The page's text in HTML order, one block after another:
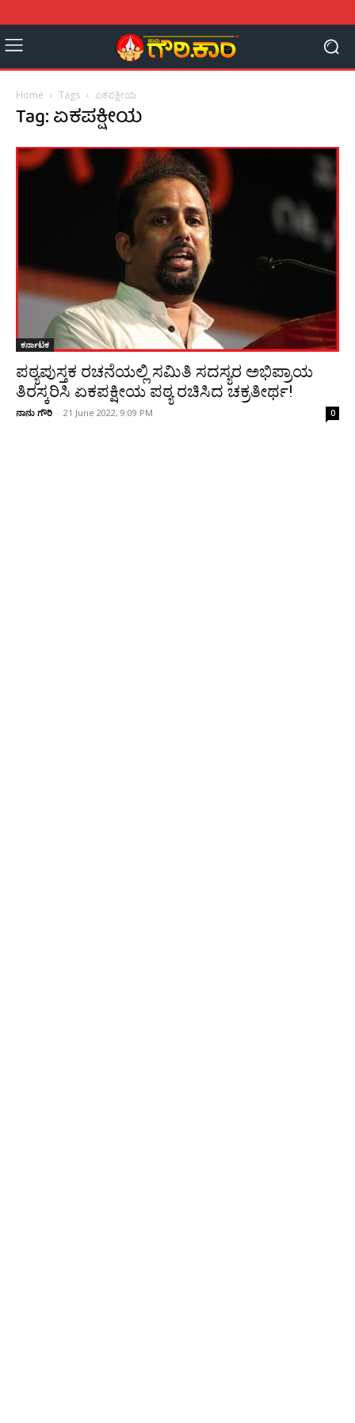
Home Tags ಏಕಪಕ್ಷೀಯ
Tag: ಏಕಪಕ್ಷೀಯ
ಕರ್ನಾಟಕ
ಪಠ್ಯಪುಸ್ತಕ ರಚನೆಯಲ್ಲಿ ಸಮಿತಿ ಸದಸ್ಯರ ಅಭಿಪ್ರಾಯ
ತಿರಸ್ಕರಿಸಿ ಏಕಪಕ್ಷೀಯ ಪಠ್ಯ ರಚಿಸಿದ ಚಕ್ರತೀರ್ಥ!
ನಾನು ಗೌರಿ - 21 June 2022, 9:09 PM 0